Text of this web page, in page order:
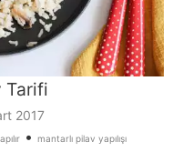
Tarifi
2017
• mantarlı pilav yapılışı